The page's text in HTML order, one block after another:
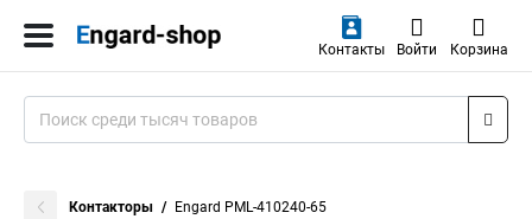
Контакты Войти Корзина
Контакторы Engard PML-410240-65